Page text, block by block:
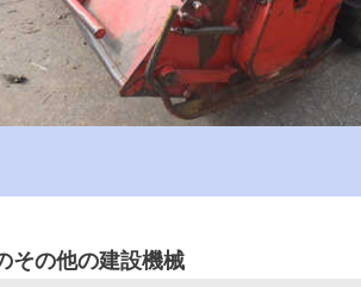
その他の建設機械